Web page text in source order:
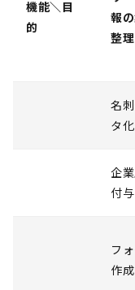
機能＼目
的
報の
整理
名
タ化
企
付与
フ
作成